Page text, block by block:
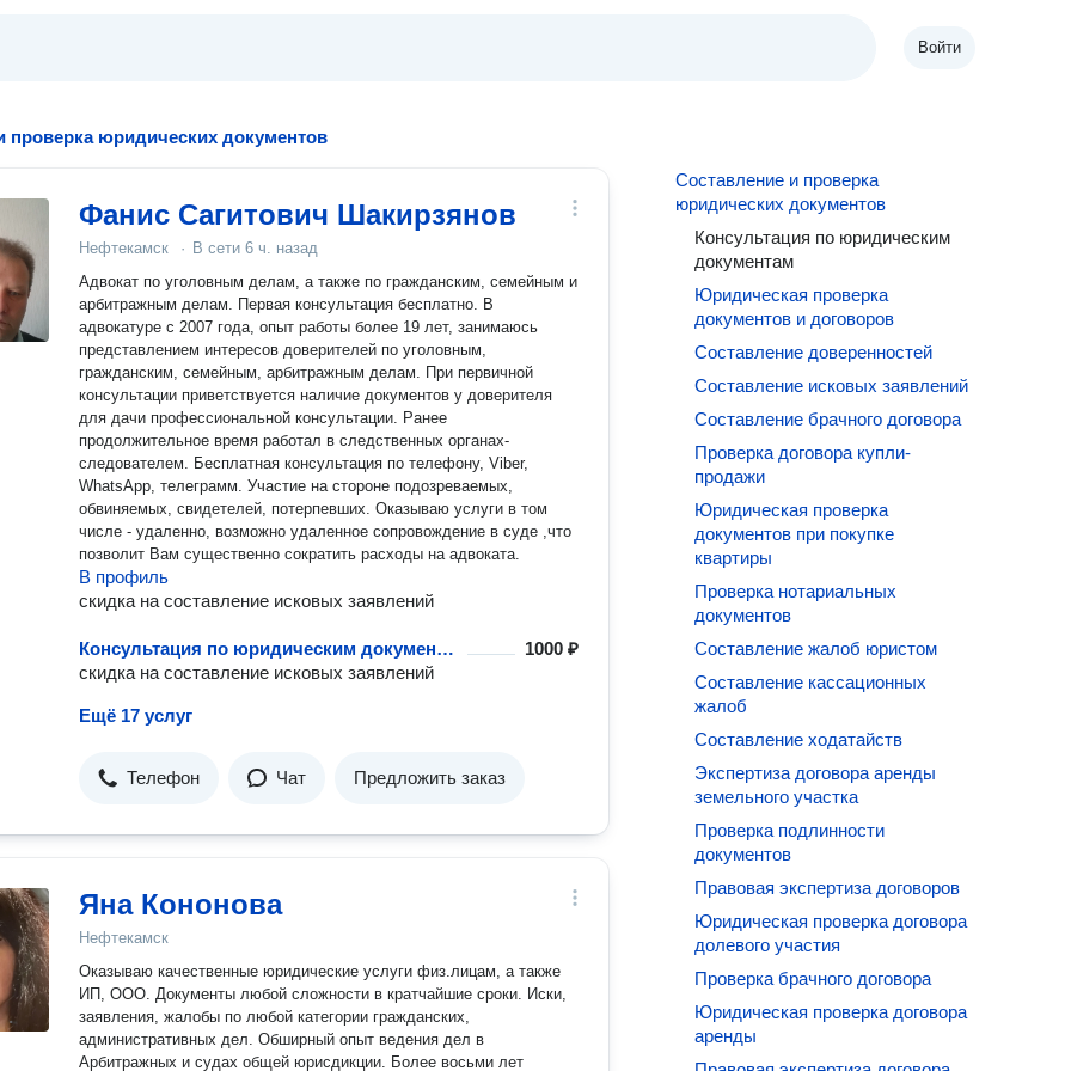
Войти
проверка юридических документов
Фанис Сагитович Шакирзянов
Нефтекамск · В сети 6 ч. назад
Адвокат по уголовным делам, а также по гражданским, семейным и
арбитражным делам. Первая консультация бесплатно. В
адвокатуре с 2007 года, опыт работы более 19 лет, занимаюсь
представлением интересов доверителей по уголовным,
гражданским, семейным, арбитражным делам. При первичной
консультации приветствуется наличие документов у доверителя
для дачи профессиональной консультации. Ранее
продолжительное время работал в следственных органах-
следователем. Бесплатная консультация по телефону, Viber,
WhatsApp, телеграмм. Участие на стороне подозреваемых,
обвиняемых, свидетелей, потерпевших. Оказываю услуги в том
числе - удаленно, возможно удаленное сопровождение в суде ,что
позволит Вам существенно сократить расходы на адвоката.
В профиль
скидка на составление исковых заявлений
Консультация по юридическим документам
1000 ₽
скидка на составление исковых заявлений
Ещё 17 услуг
Телефон Чат Предложить заказ
Яна Кононова
Нефтекамск
Оказываю качественные юридические услуги физ.лицам, а также
ИП, ООО. Документы любой сложности в кратчайшие сроки. Иски,
заявления, жалобы по любой категории гражданских,
административных дел. Обширный опыт ведения дел в
Арбитражных и судах общей юрисдикции. Более восьми лет
Составление и проверка
юридических документов
Консультация по юридическим
документам
Юридическая проверка
документов и договоров
Составление доверенностей
Составление исковых заявлений
Составление брачного договора
Проверка договора купли-
продажи
Юридическая проверка
документов при покупке
квартиры
Проверка нотариальных
документов
Составление жалоб юристом
Составление кассационных
жалоб
Составление ходатайств
Экспертиза договора аренды
земельного участка
Проверка подлинности
документов
Правовая экспертиза договоров
Юридическая проверка договора
долевого участия
Проверка брачного договора
Юридическая проверка договора
аренды